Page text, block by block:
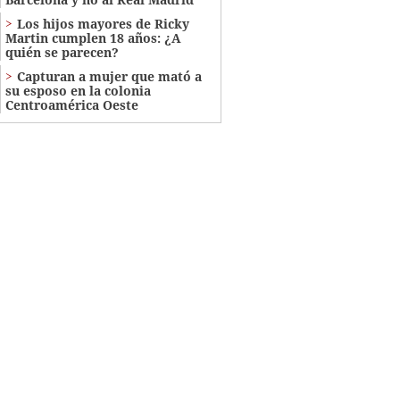
Los hijos mayores de Ricky
Martin cumplen 18 años: ¿A
quién se parecen?
Capturan a mujer que mató a
su esposo en la colonia
Centroamérica Oeste